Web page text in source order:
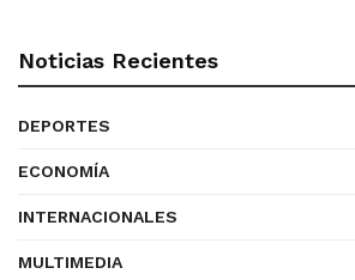
Noticias Recientes
DEPORTES
ECONOMÍA
INTERNACIONALES
MULTIMEDIA